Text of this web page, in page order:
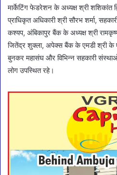
मार्केटिंग फेडरेशन के अध्यक्ष श्री शशिकांत
प्राधिकृत अधिकारी श्री सौरभ शर्मा,
कश्यप, अंबिकापुर बैंक के अध्यक्ष श्री
जितेंद्र शुक्ला, अपेक्स बैंक के एमडी श्री के
बुनकर महासंघ और विभिन्न सहकारी
लोग उपस्थित रहे।